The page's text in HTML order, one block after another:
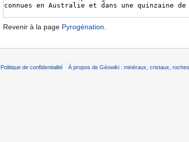
Revenir à la page Pyrogénation.
Politique de confidentialité À propos de Géowiki : minéraux, cristaux,